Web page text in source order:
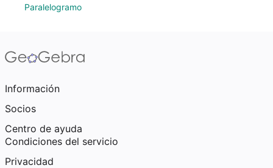
Paralelogramo
Información
Socios
Centro de ayuda
Condiciones del servicio
Privacidad